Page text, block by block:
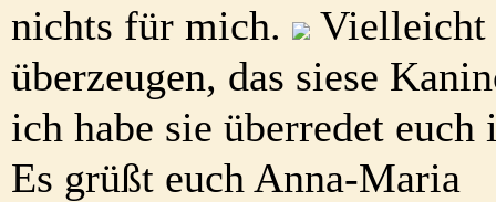
nichts für mich.
Vielleicht
überzeugen, das siese
ich habe sie überredet
Es grüßt euch Anna-Maria